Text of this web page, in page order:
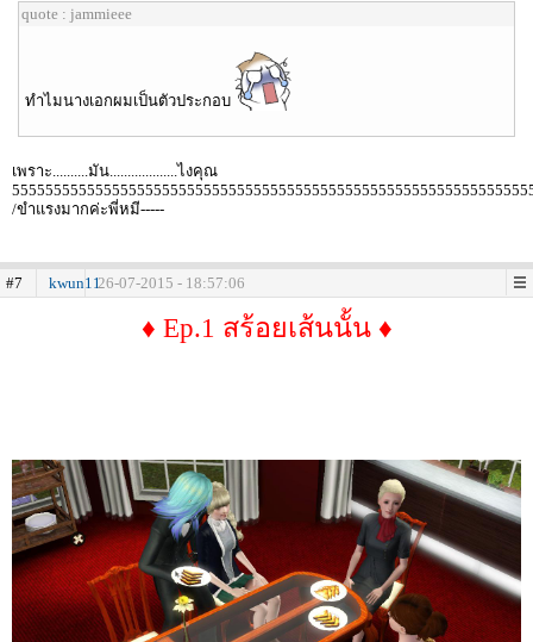
quote : jammieee
ทำไมนางเอกผมเป็นตัวประกอบ
เพราะ..........มัน...................ไงคุณ
/ขำแรงมากค่ะพี่หมี-----
#7 kwun1126-07-2015 - 18:57:06
♦ Ep.1 สร้อยเส้นนั้น ♦